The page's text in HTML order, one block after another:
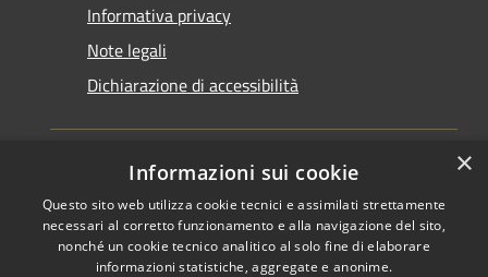
Informativa privacy
Note legali
Dichiarazione di accessibilità
RSS
Accessibilità
Copyright © 2026 • Comune di
Santarcangelo di Romagna •
×
Informazioni sui cookie
Questo sito web utilizza cookie tecnici e assimilati strettamente
necessari al corretto funzionamento e alla navigazione del sito,
nonché un cookie tecnico analitico al solo fine di elaborare
informazioni statistiche, aggregate e anonime.